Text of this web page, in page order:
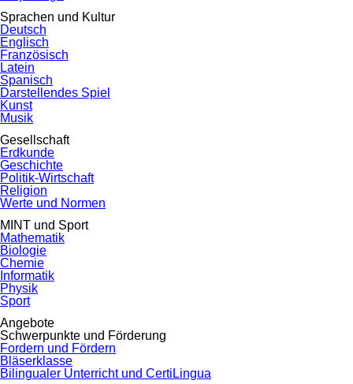
Sprachen und Kultur
Deutsch
Englisch
Französisch
Latein
Spanisch
Darstellendes Spiel
Kunst
Musik
Gesellschaft
Erdkunde
Geschichte
Politik-Wirtschaft
Religion
Werte und Normen
MINT und Sport
Mathematik
Biologie
Chemie
Informatik
Physik
Sport
Angebote
Schwerpunkte und Förderung
Fordern und Fördern
Bläserklasse
Bilingualer Unterricht und CertiLingua